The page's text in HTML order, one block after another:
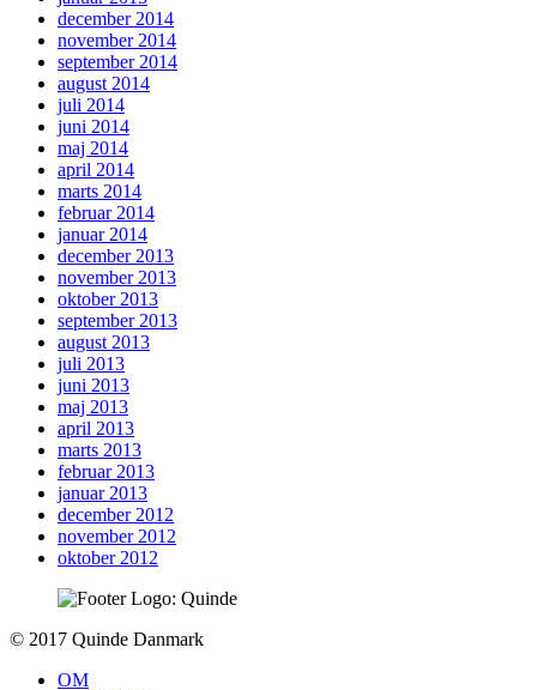
december 2014
november 2014
september 2014
august 2014
juli 2014
juni 2014
maj 2014
april 2014
marts 2014
februar 2014
januar 2014
december 2013
november 2013
oktober 2013
september 2013
august 2013
juli 2013
juni 2013
maj 2013
april 2013
marts 2013
februar 2013
januar 2013
december 2012
november 2012
oktober 2012
To
© 2017 Quinde Danmark
OM